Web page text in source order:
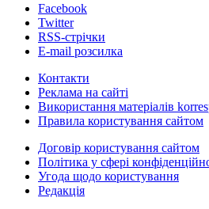
Facebook
Twitter
RSS-стрічки
E-mail розсилка
Контакти
Реклама на сайті
Використання матеріалів
Правила користування сайтом
Договір користування сайтом
Політика у сфері
Угода щодо користування
Редакція